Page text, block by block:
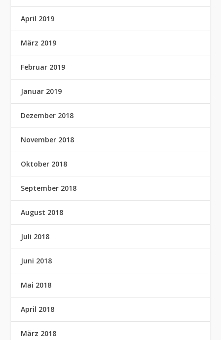
April 2019
März 2019
Februar 2019
Januar 2019
Dezember 2018
November 2018
Oktober 2018
September 2018
August 2018
Juli 2018
Juni 2018
Mai 2018
April 2018
März 2018